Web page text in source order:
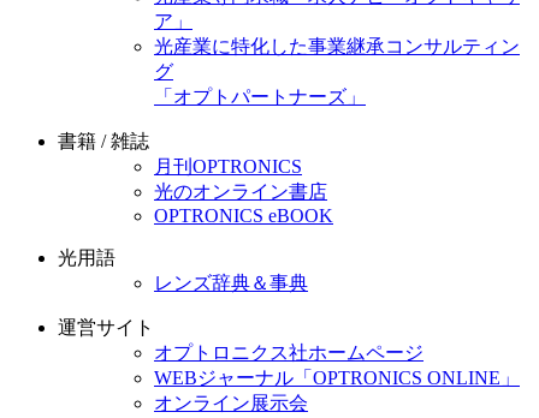
ア」
光産業に特化した事業継承コンサルティン
グ
「オプトパートナーズ」
書籍 / 雑誌
月刊OPTRONICS
光のオンライン書店
OPTRONICS eBOOK
光用語
レンズ辞典＆事典
運営サイト
オプトロニクス社ホームページ
WEBジャーナル「OPTRONICS ONLINE」
オンライン展示会